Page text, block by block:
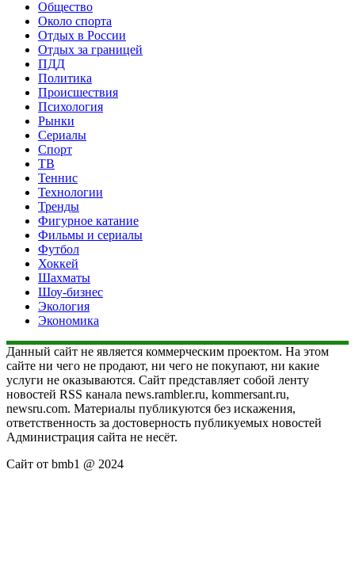
Общество
Около спорта
Отдых в России
Отдых за границей
ПДД
Политика
Происшествия
Психология
Рынки
Сериалы
Спорт
ТВ
Теннис
Технологии
Тренды
Фигурное катание
Фильмы и сериалы
Футбол
Хоккей
Шахматы
Шоу-бизнес
Экология
Экономика
Данный сайт не является коммерческим проектом. На этом
сайте ни чего не продают, ни чего не покупают, ни какие
услуги не оказываются. Сайт представляет собой ленту
новостей RSS канала news.rambler.ru, kommersant.ru,
newsru.com. Материалы публикуются без искажения,
ответственность за достоверность публикуемых новостей
Администрация сайта не несёт.
Сайт от bmb1 @ 2024